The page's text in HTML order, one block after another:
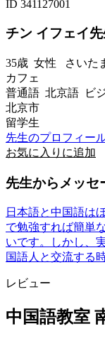
ID 341127001
チン イフェイ先
35歳 女性 さいた
カフェ
普通語 北京語 ビ
北京市
留学生
先生のプロフィー
お気に入りに追加
先生からメッセ
日本語と中国語は
で勉強すれば簡単
いです。しかし、
国語人と交流する
レビュー
中国語教室